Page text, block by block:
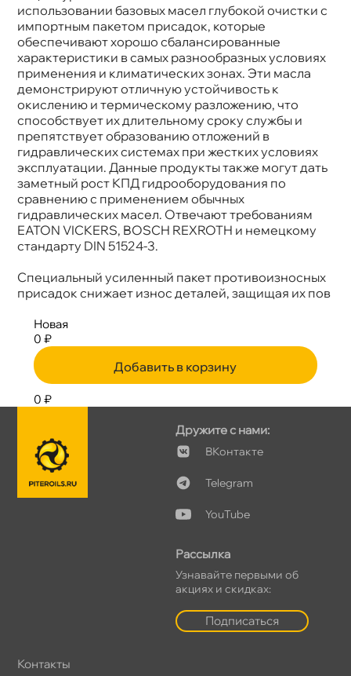
использовании базовых масел глубокой очистки с
импортным пакетом присадок, которые
обеспечивают хорошо сбалансированные
характеристики в самых разнообразных условиях
применения и климатических зонах. Эти масла
демонстрируют отличную устойчивость к
окислению и термическому разложению, что
способствует их длительному сроку службы и
препятствует образованию отложений
идравлических системах при жестких условиях
эксплуатации. Данные продукты также могут дать
заметный рост КПД гидрооборудования по
сравнению с применением обычных
идравлических масел. Отвечают требованиям
EATON VICKERS, BOSCH REXROTH и немецкому
стандарту DIN 51524-3.
Специальный усиленный пакет противоизносных
присадок снижает износ деталей, защищая их по
Новая
0 ₽
Добавить в корзину
0 ₽
Дружите с нами:
Контакте
Telegram
YouTube
Рассылка
Узнавайте первыми о
акциях и скидках:
Подписаться
Контакты